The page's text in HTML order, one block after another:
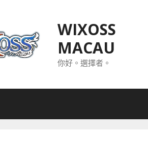
WIXOSS
MACAU
你好。選擇者。